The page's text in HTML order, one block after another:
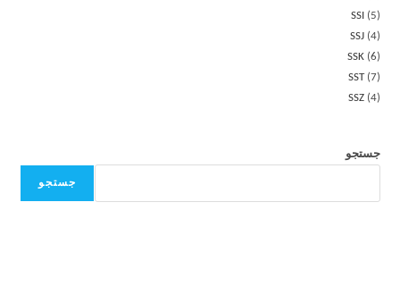
SSI
5
SSJ 4
SSK 6
SST 7
SSZ 4
جستجو
جستجو